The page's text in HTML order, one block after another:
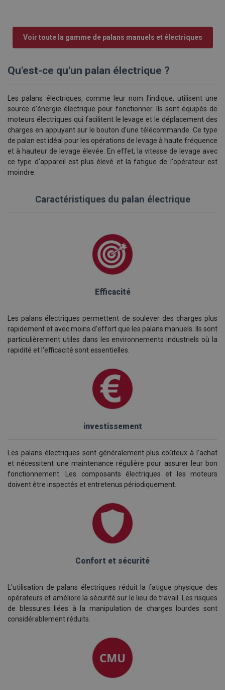
Voir toute la gamme de palans manuels et électriques
Qu'est-ce qu'un palan électrique ?
Les palans électriques, comme leur nom l'indique, utilisent une
source d'énergie électrique pour fonctionner. Ils sont équipés de
moteurs électriques qui facilitent le levage et le déplacement des
charges en appuyant sur le bouton d'une télécommande. Ce type
de palan est idéal pour les opérations de levage à haute fréquence
et à hauteur de levage élevée. En effet, la vitesse de levage avec
ce type d'appareil est plus élevé et la fatigue de l'opérateur est
moindre.
Caractéristiques du palan électrique
Efficacité
Les palans électriques permettent de soulever des charges plus
rapidement et avec moins d'effort que les palans manuels. Ils sont
particulièrement utiles dans les environnements industriels où la
rapidité et l'efficacité sont essentielles.
investissement
Les palans électriques sont généralement plus coûteux à l'achat
et nécessitent une maintenance régulière pour assurer leur bon
fonctionnement. Les composants électriques et les moteurs
doivent être inspectés et entretenus périodiquement.
Confort et sécurité
L'utilisation de palans électriques réduit la fatigue physique des
opérateurs et améliore la sécurité sur le lieu de travail. Les risques
de blessures liées à la manipulation de charges lourdes sont
considérablement réduits.